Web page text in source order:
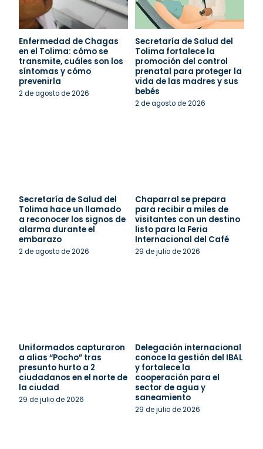
Enfermedad de Chagas
en el Tolima: cómo se
transmite, cuáles son los
síntomas y cómo
prevenirla
2 de agosto de 2026
Secretaría de Salud del
Tolima fortalece la
promoción del control
prenatal para proteger la
vida de las madres y sus
bebés
2 de agosto de 2026
Secretaría de Salud del
Tolima hace un llamado
a reconocer los signos de
alarma durante el
embarazo
2 de agosto de 2026
Chaparral se prepara
para recibir a miles de
visitantes con un destino
listo para la Feria
Internacional del Café
29 de julio de 2026
Uniformados capturaron
a alias “Pocho” tras
presunto hurto a 2
ciudadanos en el norte de
la ciudad
29 de julio de 2026
Delegación internacional
conoce la gestión del IBAL
y fortalece la
cooperación para el
sector de agua y
saneamiento
29 de julio de 2026